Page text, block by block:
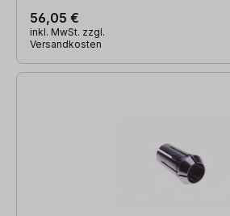
56,05 €
inkl. MwSt. zzgl.
Versandkosten